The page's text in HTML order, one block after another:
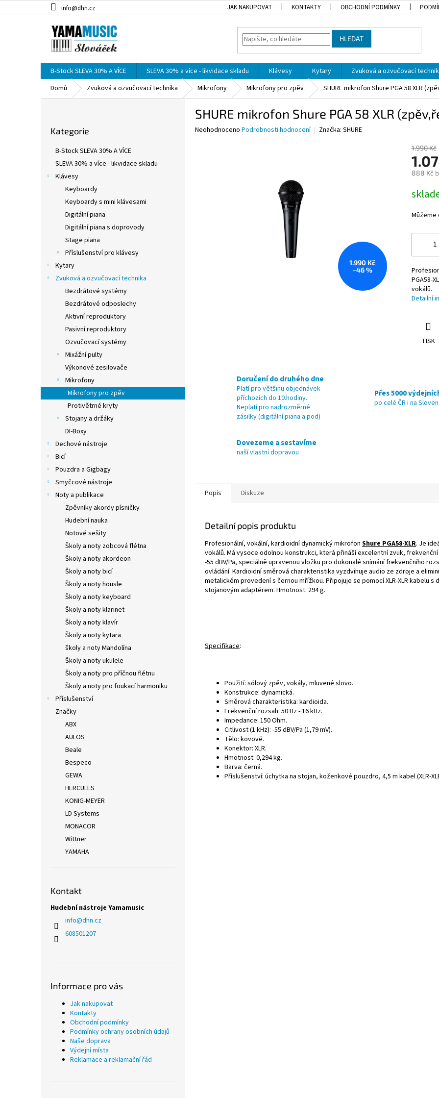
na
info@dhn.cz JAK NAKUPOVAT KONTAKTY OBCHODNÍ PODMÍNKY
HLEDAT
B-Stock SLEVA 30% A VÍCE SLEVA 30% a více - likvidace skladu Klávesy Kytary
Zvuková a ozvučovací
Domů
Zvuková a ozvučovací technika Mikrofony Mikrofony pro zpěv SHURE mikrofon Shure PGA 58 XLR
kategorie
Kategorie
B-Stock SLEVA 30% A VÍCE
SLEVA 30% a více - likvidace skladu
Klávesy
Keyboardy
Keyboardy s mini klávesami
Digitální piana
Digitální piana s doprovody
Stage piana
Příslušenství pro klávesy
Kytary
Zvuková a ozvučovací technika
Bezdrátové systémy
Bezdrátové odposlechy
Aktivní reproduktory
Pasivní reproduktory
Ozvučovací systémy
Mixážní pulty
Výkonové zesilovače
Mikrofony
Mikrofony pro zpěv
Protivětrné kryty
Stojany a držáky
DI-Boxy
Dechové nástroje
Bicí
Pouzdra a Gigbagy
Smyčcové nástroje
Noty a publikace
Zpěvníky akordy písničky
Hudební nauka
Notové sešity
Školy a noty zobcová flétna
Školy a noty akordeon
Školy a noty bicí
Školy a noty housle
Školy a noty keyboard
Školy a noty klarinet
Školy a noty klavír
Školy a noty kytara
školy a noty Mandolína
Školy a noty ukulele
Školy a noty pro příčnou flétnu
Školy a noty pro foukací harmoniku
Příslušenství
Značky
ABX
AULOS
Beale
Bespeco
GEWA
HERCULES
KONIG-MEYER
LD Systems
MONACOR
Wittner
YAMAHA
Kontakt
Hudební nástroje Yamamusic
info@dhn.cz
608501207
Informace pro vás
Jak nakupovat
Kontakty
Obchodní podmínky
Podmínky ochrany osobních údajů
Naše doprava
Výdejní místa
Reklamace a reklamační řád
SHURE mikrofon Shure PGA 58 XLR
Průměrné
Neohodnoceno Podrobnosti hodnocení Značka: SHURE
1.990 Kč
–46 %
1.990 Kč
888 Kč
cena:
PGA58-
vokálů.
Detailní
TISK
Doručení do druhého dne
Platí pro většinu objednávek
příchozích do 10.hodiny.
Neplatí pro nadrozměrné
zásilky (digitální piana a pod)
Přes 5000
po celé ČR i na
Dovezeme a sestavíme
naší vlastní dopravou
Popis Diskuze
Detailní popis produktu
Profesionální, vokální, kardioidní dynamický mikrofon Shure PGA58-XLR. Je
vokálů. Má vysoce odolnou konstrukci, která přináší excelentní zvuk,
-55 dBV/Pa, speciálně upravenou vložku pro dokonalé snímání frekvenčního
ovládání. Kardioidní směrová charakteristika vyzdvihuje audio ze zdroje a
metalickém provedení s černou mřížkou. Připojuje se pomocí XLR-XLR kabelu
stojanovým adaptérem. Hmotnost: 294 g.
Specifikace:
Použití: sólový zpěv, vokály, mluvené slovo.
Konstrukce: dynamická.
Směrová charakteristika: kardioida.
Frekvenční rozsah: 50 Hz - 16 kHz.
Impedance: 150 Ohm.
Citlivost (1 kHz): -55 dBV/Pa (1,79 mV).
Tělo: kovové.
Konektor: XLR.
Hmotnost: 0,294 kg.
Barva: černá.
Příslušenství: úchytka na stojan, koženkové pouzdro, 4,5 m kabel (XLR-